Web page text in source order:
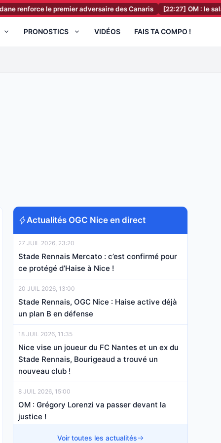
le premier adversaire des Canaris [22:27] OM : le salaire
PRONOSTICS VIDÉOS FAIS TA COMPO !
Actualités OGC Nice en direct
27 JUIL 2026, 23:20
Stade Rennais Mercato : c’est confirmé pour
ce protégé d’Haise à Nice !
20 JUIL 2026, 13:00
Stade Rennais, OGC Nice : Haise active déjà
un plan B en défense
18 JUIL 2026, 11:35
Nice vise un joueur du FC Nantes et un ex du
Stade Rennais, Bourigeaud a trouvé un
nouveau club !
8 JUIL 2026, 15:00
OM : Grégory Lorenzi va passer devant la
justice !
7 JUIL 2026, 19:06Voir toutes les actualités